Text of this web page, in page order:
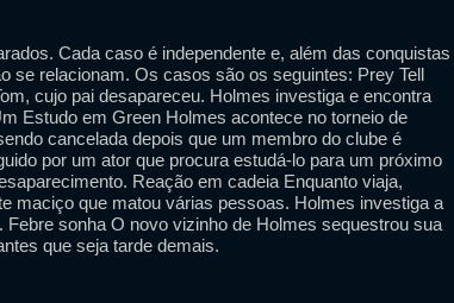
Cada caso é independente e, além das conquistas
se relacionam. Os casos são os seguintes: Prey Tell
cujo pai desapareceu. Holmes investiga e encontra
Estudo em Green Holmes acontece no torneio de
cancelada depois que um membro do clube é
por um ator que procura estudá-lo para um próximo
Reação em cadeia Enquanto viaja,
maciço que matou várias pessoas. Holmes investiga a
Febre sonha O novo vizinho de Holmes sequestrou sua
que seja tarde demais.